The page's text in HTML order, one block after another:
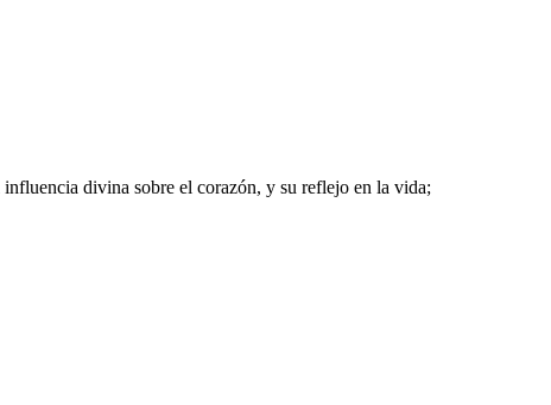
divina sobre el corazón, y su reflejo en la vida;